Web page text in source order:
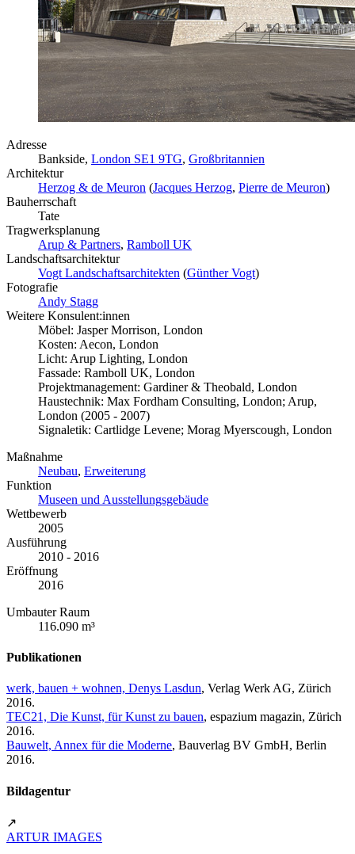
Adresse
Bankside, London SE1 9TG, Großbritannien
Architektur
Herzog & de Meuron (Jacques Herzog, Pierre de Meuron)
Bauherrschaft
Tate
Tragwerksplanung
Arup & Partners, Ramboll UK
Landschaftsarchitektur
Vogt Landschaftsarchitekten (Günther Vogt)
Fotografie
Andy Stagg
Weitere Konsulent:innen
Möbel: Jasper Morrison, London
Kosten: Aecon, London
Licht: Arup Lighting, London
Fassade: Ramboll UK, London
Projektmanagement: Gardiner & Theobald, London
Haustechnik: Max Fordham Consulting, London; Arup,
London (2005 - 2007)
Signaletik: Cartlidge Levene; Morag Myerscough, London
Maßnahme
Neubau, Erweiterung
Funktion
Museen und Ausstellungsgebäude
Wettbewerb
2005
Ausführung
2010 - 2016
Eröffnung
2016
Umbauter Raum
116.090 m³
Publikationen
werk, bauen + wohnen, Denys Lasdun, Verlag Werk AG, Zürich
2016.
TEC21, Die Kunst, für Kunst zu bauen, espazium magazin, Zürich
2016.
Bauwelt, Annex für die Moderne, Bauverlag BV GmbH, Berlin
2016.
Bildagentur
↗
ARTUR IMAGES